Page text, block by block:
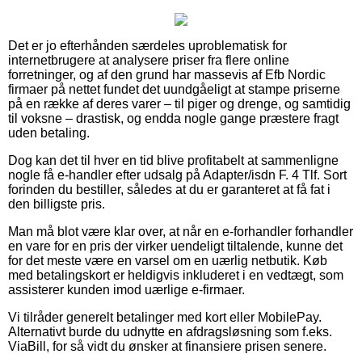
Det er jo efterhånden særdeles uproblematisk for
internetbrugere at analysere priser fra flere online
forretninger, og af den grund har massevis af Efb Nordic
firmaer på nettet fundet det uundgåeligt at stampe priserne
på en række af deres varer – til piger og drenge, og samtidig
til voksne – drastisk, og endda nogle gange præstere fragt
uden betaling.
Dog kan det til hver en tid blive profitabelt at sammenligne
nogle få e-handler efter udsalg på Adapter/isdn F. 4 Tlf. Sort
forinden du bestiller, således at du er garanteret at få fat i
den billigste pris.
Man må blot være klar over, at når en e-forhandler forhandler
en vare for en pris der virker uendeligt tiltalende, kunne det
for det meste være en varsel om en uærlig netbutik. Køb
med betalingskort er heldigvis inkluderet i en vedtægt, som
assisterer kunden imod uærlige e-firmaer.
Vi tilråder generelt betalinger med kort eller MobilePay.
Alternativt burde du udnytte en afdragsløsning som f.eks.
ViaBill, for så vidt du ønsker at finansiere prisen senere.